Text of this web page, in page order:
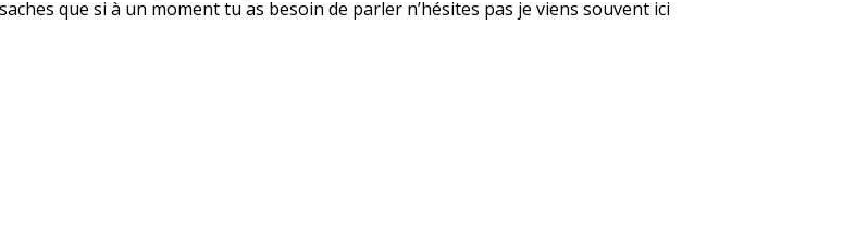
que si à un moment tu as besoin de parler n’hésites pas je viens souvent ici